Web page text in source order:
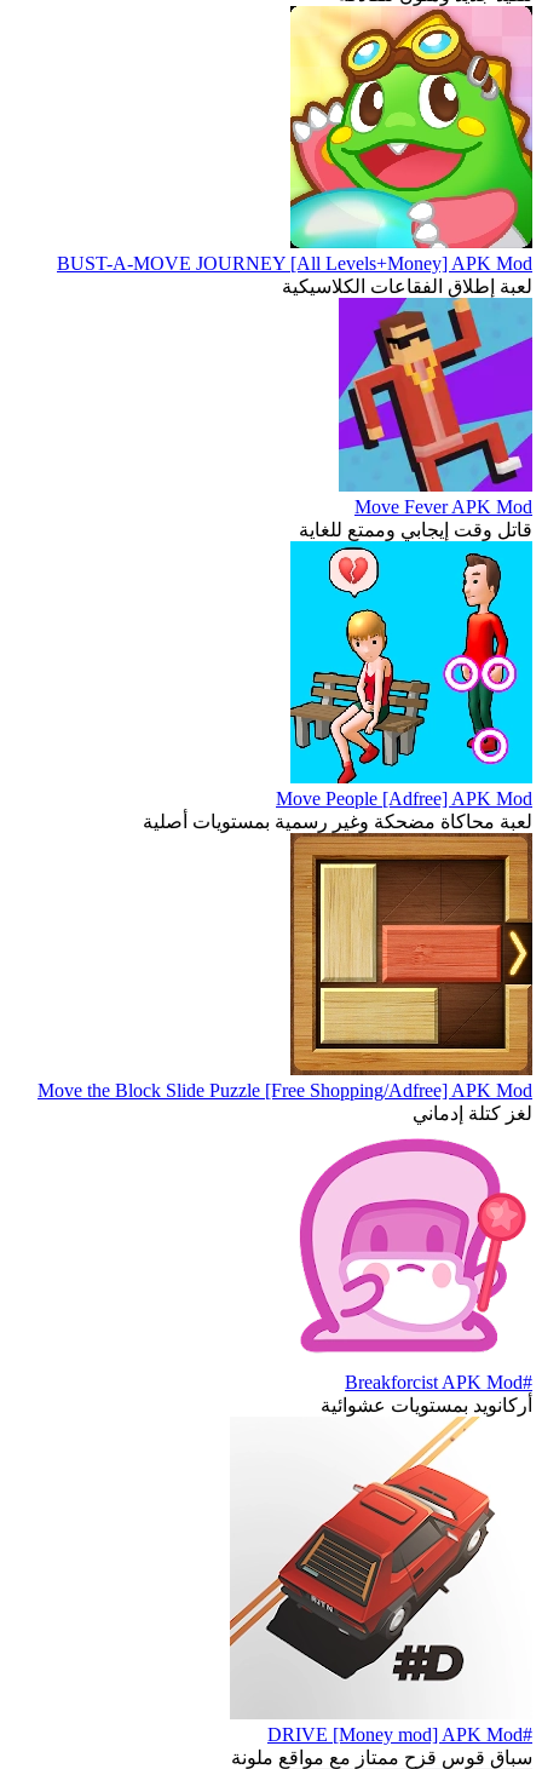
BUST-A-MOVE JOURNEY [All Levels+Money] APK Mod
لعبة إطلاق الفقاعات الكلاسيكية
Move Fever APK Mod
قاتل وقت إيجابي وممتع للغاية
Move People [Adfree] APK Mod
لعبة محاكاة مضحكة وغير رسمية بمستويات أصلية
Move the Block Slide Puzzle [Free Shopping/Adfree] APK Mod
لغز كتلة إدماني
#Breakforcist APK Mod
أركانويد بمستويات عشوائية
#DRIVE [Money mod] APK Mod
سباق قوس قزح ممتاز مع مواقع ملونة